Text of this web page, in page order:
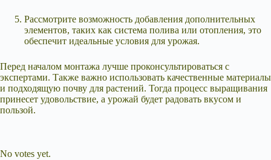
Рассмотрите возможность добавления дополнительных
элементов, таких как система полива или отопления, это
обеспечит идеальные условия для урожая.
Перед началом монтажа лучше проконсультироваться с
экспертами. Также важно использовать качественные материалы
и подходящую почву для растений. Тогда процесс выращивания
принесет удовольствие, а урожай будет радовать вкусом и
пользой.
No votes yet.